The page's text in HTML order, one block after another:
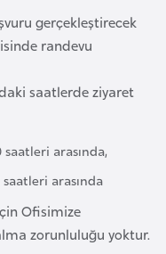
gerçekleştirecek
randevu
saatlerde ziyaret
arasında,
arasında
Ofisimize
zorunluluğu yoktur.